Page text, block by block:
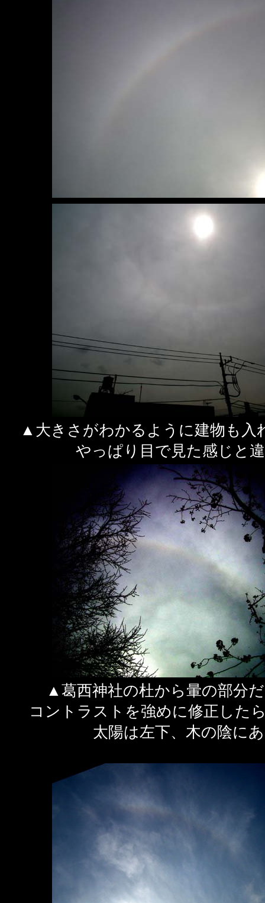
▲大きさがわかるように建物も入
やっぱり目で見た感じと
▲葛西神社の杜から暈の部分
コントラストを強めに修正した
太陽は左下、木の陰に